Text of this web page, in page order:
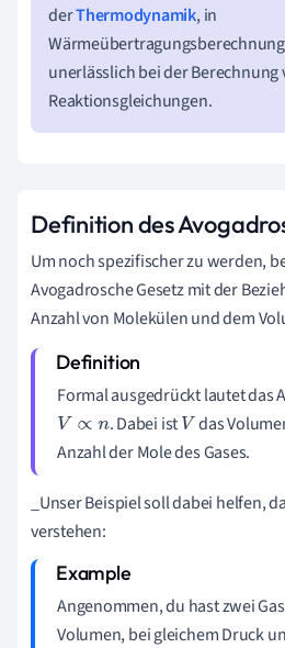
derThermodynamik, in
unerlässlich bei der Berechnung
Reaktionsgleichungen.
Definition des
Um noch spezifischer zu werden,
Avogadrosche Gesetz mit der
Anzahl von Molekülen und dem
Formal ausgedrückt lautet das
V∝ n . Dabei ist V das
Anzahl der Mole des Gases.
_Unser Beispiel soll dabei helfen,
verstehen:
Angenommen, du hast zwei
Volumen, bei gleichem Druck